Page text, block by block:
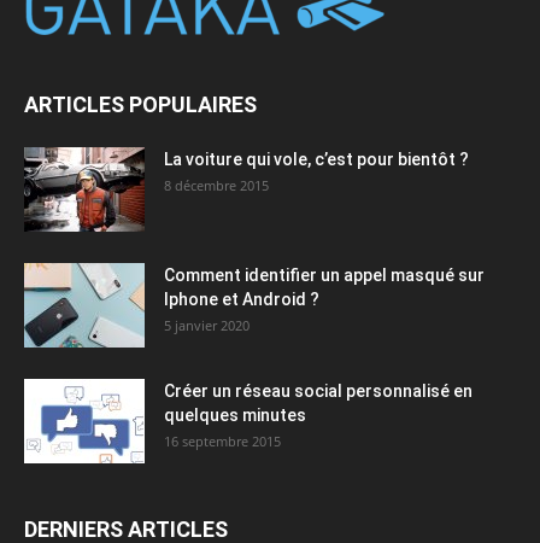
ARTICLES POPULAIRES
La voiture qui vole, c’est pour bientôt ?
8 décembre 2015
Comment identifier un appel masqué sur
Iphone et Android ?
5 janvier 2020
Créer un réseau social personnalisé en
quelques minutes
16 septembre 2015
DERNIERS ARTICLES